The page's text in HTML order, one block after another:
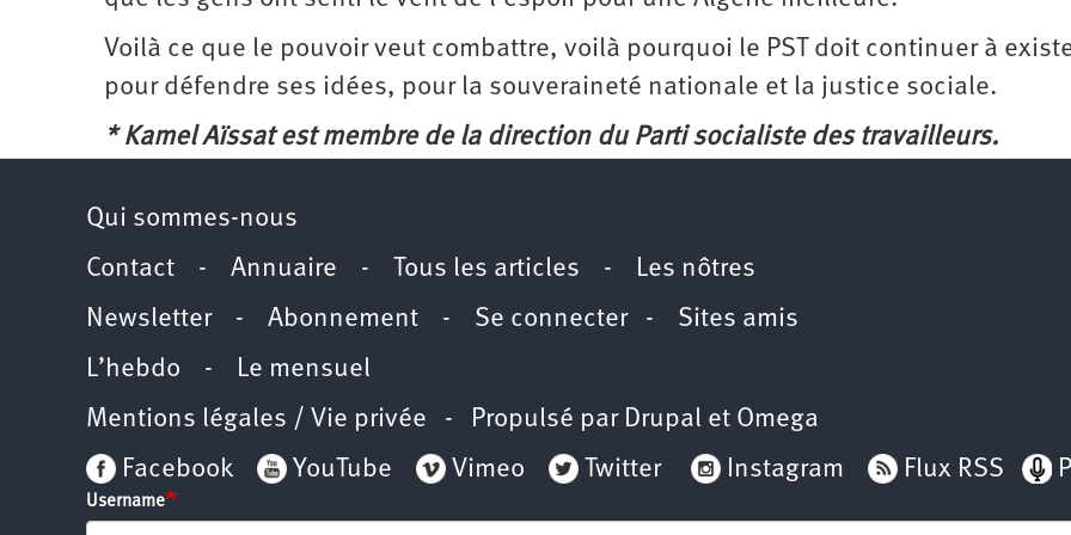
Voilà ce que le pouvoir veut combattre, voilà pourquoi le PST doit continuer à
pour défendre ses idées, pour la souveraineté nationale et la justice sociale.
* Kamel Aïssat est membre de la direction du Parti socialiste des travailleurs.
Qui sommes-nous
Contact - Annuaire - Tous les articles - Les nôtres
Newsletter- Abonnement - Se connecter- Sites amis
L’hebdo - Le mensuel
Mentions légales / Vie privée - Propulsé par Drupal et Omega
Facebook
YouTube Vimeo Twitter Instagram Flux RSS
Username